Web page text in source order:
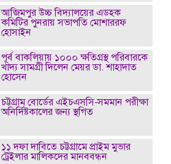
আজিমপুর উচ্চ বিদ্যালয়ের এডহক
কমিটির পুনরায় সভাপতি মোশাররফ
হোসাইন
পূর্ব বাকলিয়ায় ১০০০ ক্ষতিগ্রস্থ পরিবারকে
খাদ্য সামগ্রী দিলেন মেয়র ডা. শাহাদাত
হোসেন
চট্টগ্রাম বোর্ডের এইচএসসি-সমমান পরীক্ষা
অনির্দিষ্টকালের জন্য স্থগিত
১১ দফা দাবিতে চট্টগ্রামে প্রাইম মুভার
ট্রেইলার মালিকদের মানববন্ধন